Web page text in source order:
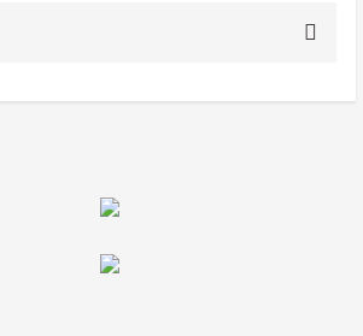
bozuk veya görüntülenemiyor.
eksik bilgiler bulunuyor.